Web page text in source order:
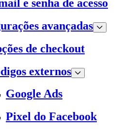
e senha de acesso
avançadas
de checkout
externos
Google Ads
Pixel do Facebook